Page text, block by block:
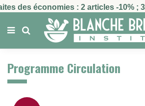
des économies : 2 articles -10% ;
Programme Circulation